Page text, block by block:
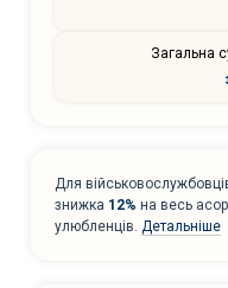
Загальна
Для
знижка 12% на весь
улюбленців. Детальніше